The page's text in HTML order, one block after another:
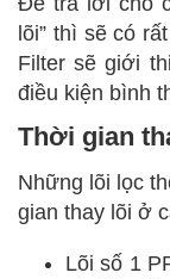
lõi” thì sẽ có
Filter sẽ giới
điều kiện bình
Thời gian
Những lõi lọc
gian thay lõi ở
Lõi số 1